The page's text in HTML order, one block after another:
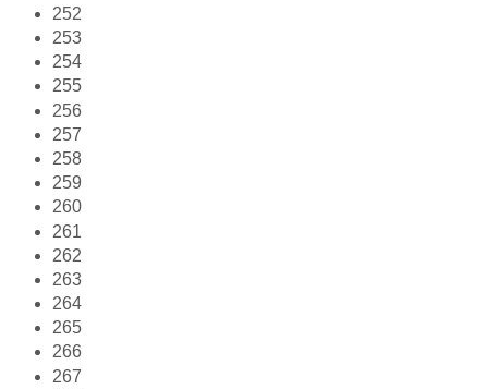
252
253
254
255
256
257
258
259
260
261
262
263
264
265
266
267